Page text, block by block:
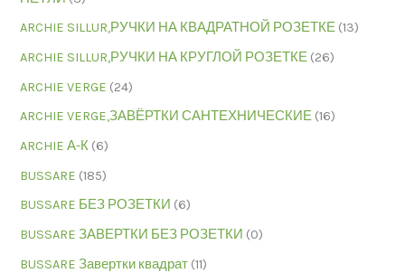
ARCHIE SILLUR,РУЧКИ НА КВАДРАТНОЙ РОЗЕТКЕ (13)
ARCHIE SILLUR,РУЧКИ НА КРУГЛОЙ РОЗЕТКЕ (26)
ARCHIE VERGE (24)
ARCHIE VERGE,ЗАВЁРТКИ САНТЕХНИЧЕСКИЕ (16)
ARCHIE А-К (6)
BUSSARE (185)
BUSSARE БЕЗ РОЗЕТКИ (6)
BUSSARE ЗАВЕРТКИ БЕЗ РОЗЕТКИ (0)
BUSSARE Завертки квадрат (11)